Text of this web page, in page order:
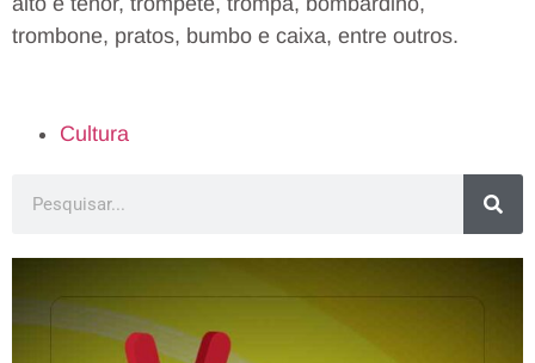
trombone, pratos, bumbo e caixa, entre outros.
Cultura